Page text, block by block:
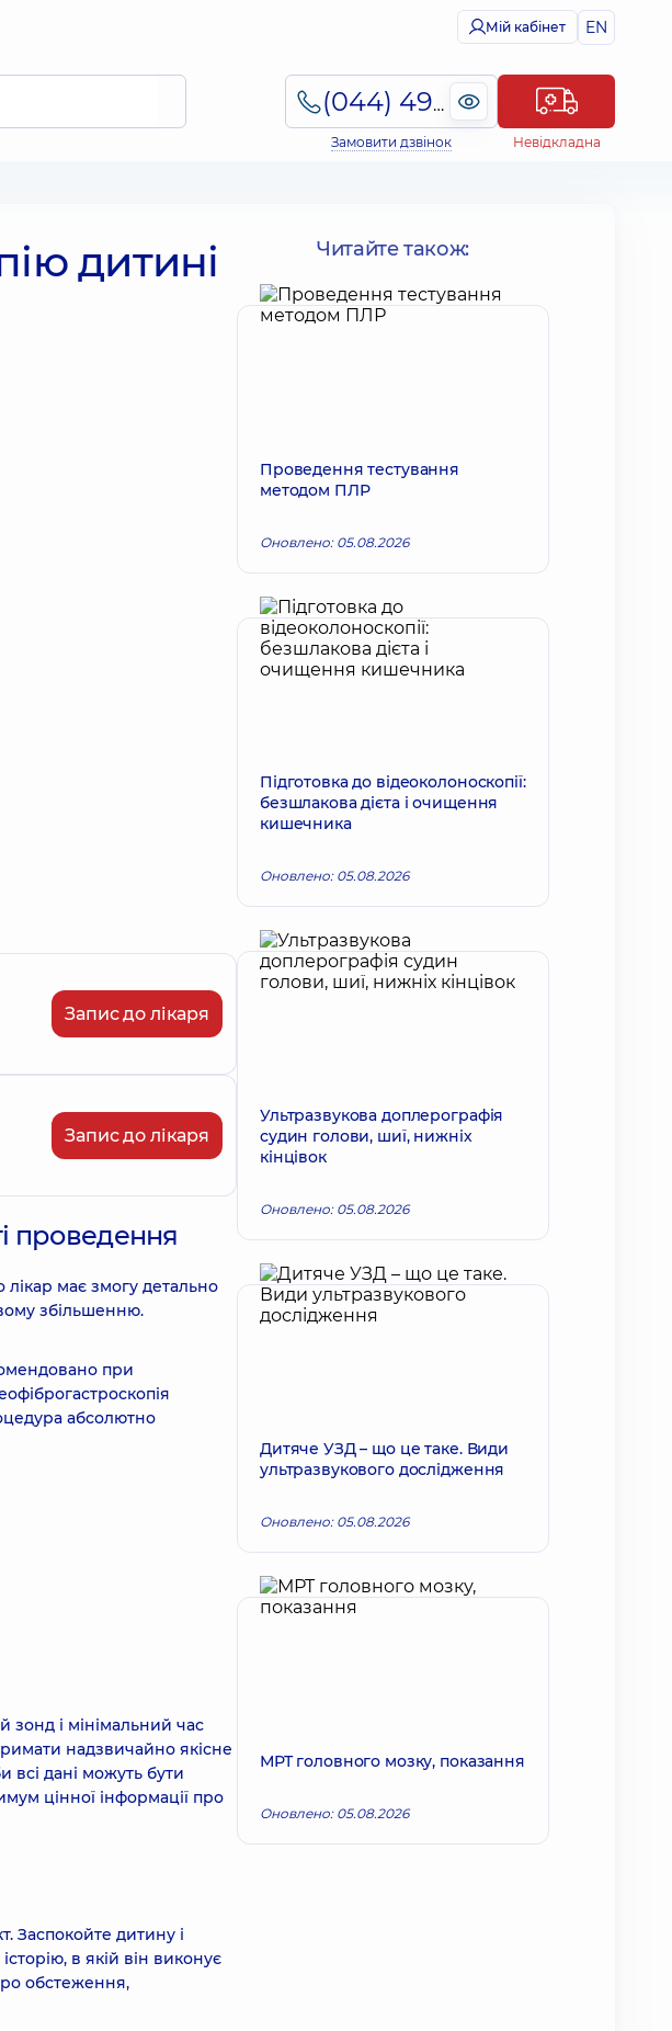
Мій кабінет EN
(044) 495-2-888
Замовити дзвінок Невідкладна
дитині
Запис до лікаря
Запис до лікаря
проведення
лікар має змогу детально
збільшенню.
при
абсолютно
і мінімальний час
надзвичайно якісне
всі дані можуть бути
цінної інформації про
Заспокойте дитину і
в якій він виконує
обстеження,
Читайте також:
Проведення тестування
методом ПЛР
Оновлено: 05.08.2026
Підготовка до відеоколоноскопії:
безшлакова дієта і очищення
кишечника
Оновлено: 05.08.2026
Ультразвукова доплерографія
судин голови, шиї, нижніх
кінцівок
Оновлено: 05.08.2026
Дитяче УЗД – що це таке. Види
ультразвукового дослідження
Оновлено: 05.08.2026
МРТ головного мозку, показання
Оновлено: 05.08.2026